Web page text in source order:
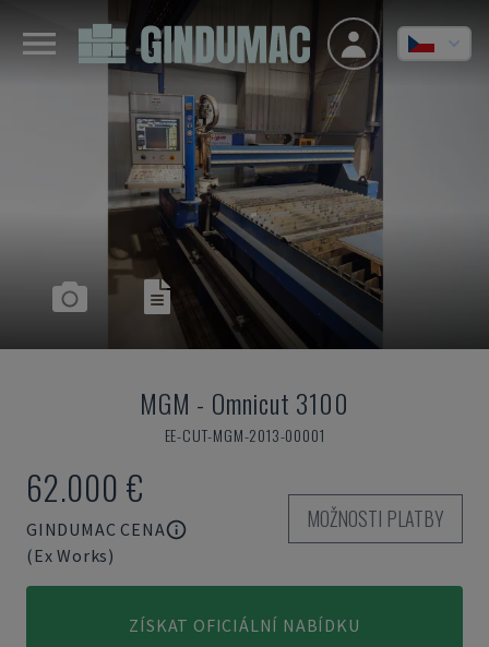
MGM - Omnicut 3100
EE-CUT-MGM-2013-00001
62.000 €
GINDUMAC CENA
(Ex Works)
MOŽNOSTI PLATBY
ZÍSKAT OFICIÁLNÍ NABÍDKU